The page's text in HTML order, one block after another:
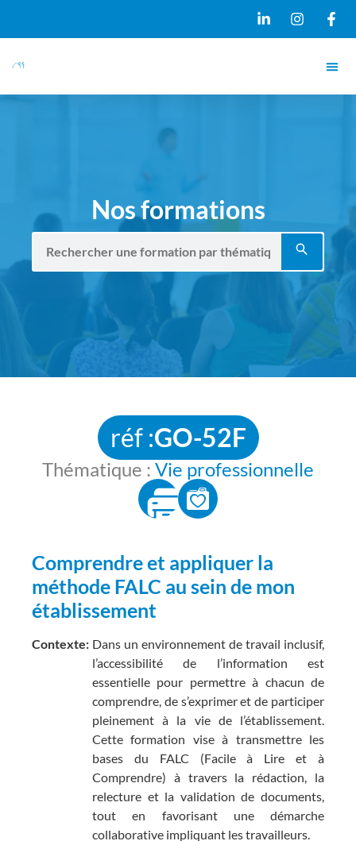
Nos formations
réf :GO-52F
Thématique : Vie professionnelle
Comprendre et appliquer la
méthode FALC au sein de mon
établissement
Contexte: Dans un environnement de travail inclusif,
l’accessibilité de l’information est
essentielle pour permettre à chacun de
comprendre, de s’exprimer et de participer
pleinement à la vie de l’établissement.
Cette formation vise à transmettre les
bases du FALC (Facile à Lire et à
Comprendre) à travers la rédaction, la
relecture et la validation de documents,
tout en favorisant une démarche
collaborative impliquant les travailleurs.